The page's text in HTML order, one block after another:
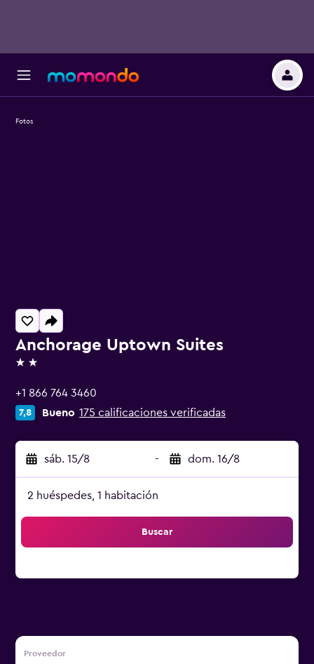
Anchorage Uptown Suites
2 estrellas
+1 866 764 3460
7,8 Bueno 175 calificaciones verificadas
sáb. 15/8 - dom. 16/8
2 huéspedes, 1 habitación
Buscar
Proveedor
Fotos